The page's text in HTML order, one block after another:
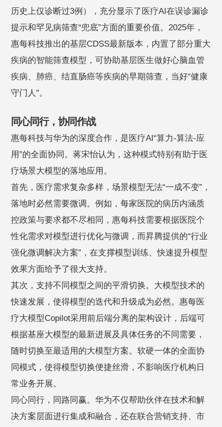
历史上仅诊断过3例），充分显示了医疗AI在误诊漏诊
提示和罕见病筛查“兜底”方面的重要价值。2025年，
惠每科技推出的基层CDSS最新版本，内置了部分重大
疾病的智能筛查模型，可协助基层医生做好心脑血管
疾病、肺癌、结直肠癌等疾病的早期筛查，当好“健康
守门人”。
同心同行，协同作战
惠每科技与华为的深度合作，是医疗AI“算力-算法-应
用”的全面协同。蒋宋怡认为，这种模式特别有助于医
疗场景大模型的落地应用。
首先，医疗需求复杂多样，场景模型无法“一成不变”，
落地时必然需要微调。例如，每家医院的病历内涵质
控政策与要求都不尽相同，惠每科技需要根据医院个
性化需求对模型进行优化与微调，而昇腾提供的“行业
强化微调解决方案”，在支撑模型训练、快速提升模型
效果方面给予了很大支持。
其次，支持不同模型之间的平滑切换。大模型技术的
快速发展，使得模型的迭代和升级成为必然。惠每医
疗大模型Copilot采用前后端分离的架构设计，后端可
根据基座大模型的最新进展及具体任务的不同需要，
随时切换至最适用的大模型方案。软硬一体的全面协
同模式，使得模型切换便捷丝滑，不影响医疗机构日
常业务开展。
同心同行，同路同赢。华为不仅帮助伙伴在技术和解
决方案层面进行集成和融合，还在联合营销支持、市